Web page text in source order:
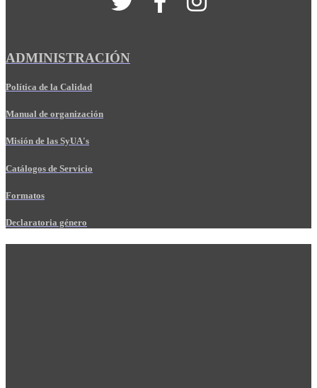
ADMINISTRACIÓN
Política de la Calidad
Manual de organización
Misión de las SyUA's
Catálogos de Servicio
Formatos
Declaratoria género